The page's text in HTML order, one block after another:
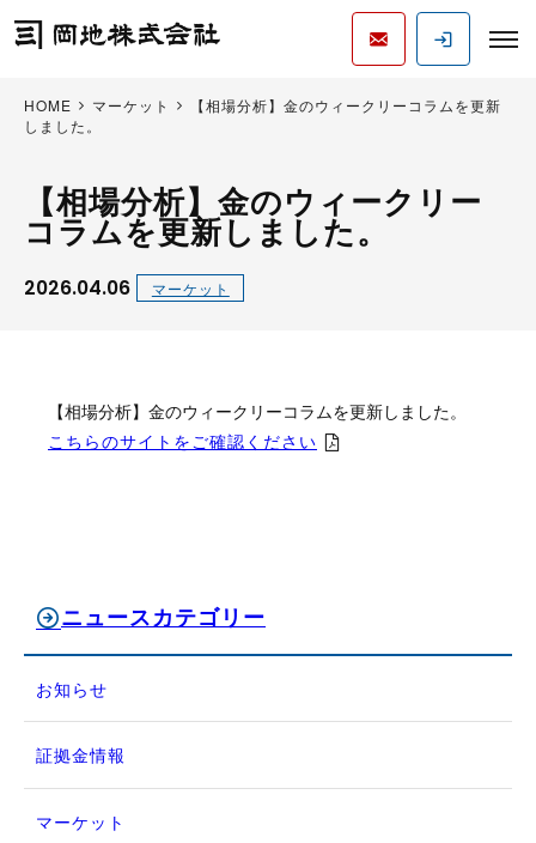
HOME マーケット
【相場分析】金のウィークリーコラムを更新
しました。
【相場分析】金のウィークリー
コラムを更新しました。
2026.04.06 マーケット
【相場分析】金のウィークリーコラムを更新しました。
こちらのサイトをご確認ください
ニュースカテゴリー
お知らせ
証拠金情報
マーケット